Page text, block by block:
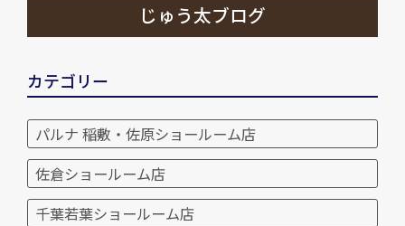
じゅう太ブログ
カテゴリー
パルナ 稲敷・佐原ショールーム店
佐倉ショールーム店
千葉若葉ショールーム店